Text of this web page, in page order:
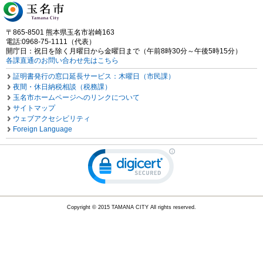
〒865-8501 熊本県玉名市岩崎163
電話:0968-75-1111（代表）
開庁日：祝日を除く月曜日から金曜日まで（午前8時30分～午後5時15分）
各課直通のお問い合わせ先はこちら
証明書発行の窓口延長サービス：木曜日（市民課）
夜間・休日納税相談（税務課）
玉名市ホームページへのリンクについて
サイトマップ
ウェブアクセシビリティ
Foreign Language
Copyright © 2015 TAMANA CITY All rights reserved.